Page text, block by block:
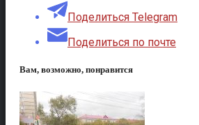
Поделиться Telegram
Поделиться по почте
Вам, возможно, понравится